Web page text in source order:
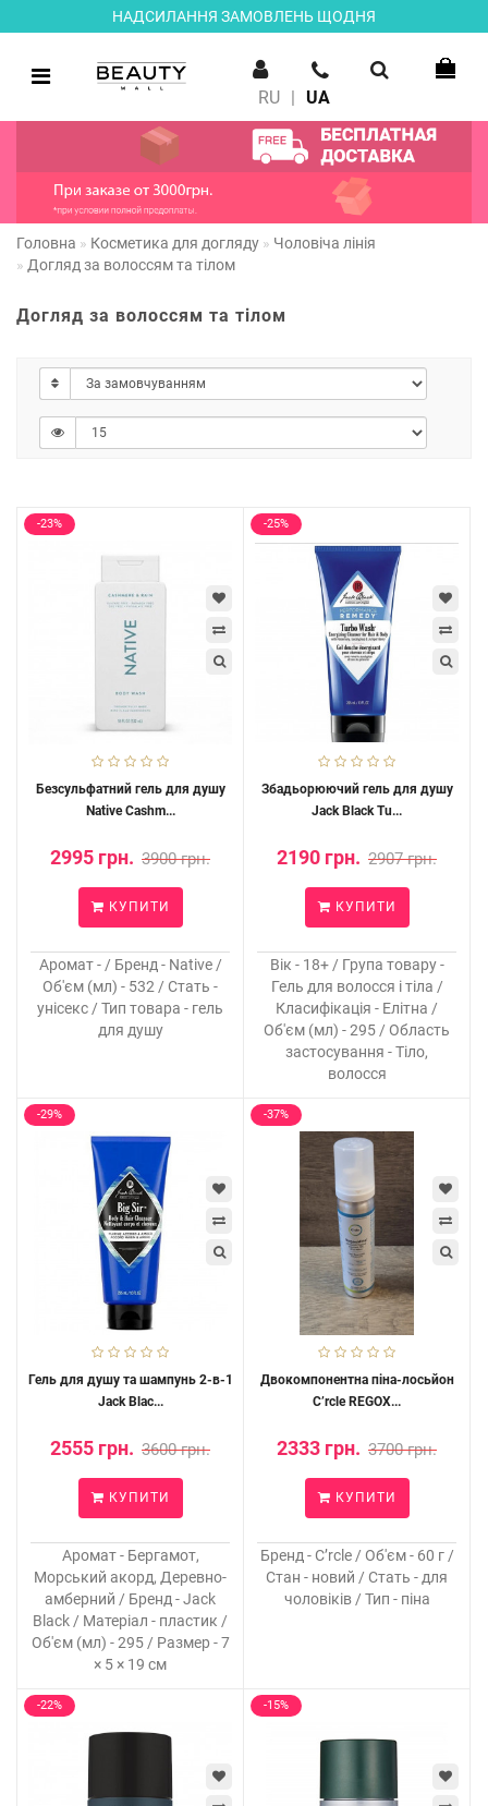
НАДСИЛАННЯ ЗАМОВЛЕНЬ ЩОДНЯ
RU | UA
Головна Косметика для догляду
Чоловіча лінія
Догляд за волоссям та тілом
Догляд за волоссям та тілом
-23%
Безсульфатний гель для душу
Native Cashm...
2995 грн. 3900 грн.
КУПИТИ
Аромат - / Бренд - Native /
Об'єм (мл) - 532 / Стать -
унісекс / Тип товара - гель
для душу
-25%
Збадьорюючий гель для душу
Jack Black Tu...
2190 грн. 2907 грн.
КУПИТИ
Вік - 18+ / Група товару -
Гель для волосся і тіла /
Класифікація - Елітна /
Об'єм (мл) - 295 / Область
застосування - Тіло,
волосся
-29%
Гель для душу та шампунь 2-в-1
Jack Blac...
2555 грн. 3600 грн.
КУПИТИ
Аромат - Бергамот,
Морський акорд, Деревно-
амберний / Бренд - Jack
Black / Матеріал - пластик /
Об'єм (мл) - 295 / Размер - 7
× 5 × 19 см
-37%
Двокомпонентна піна-лосьйон
C’rcle REGOX...
2333 грн. 3700 грн.
КУПИТИ
Бренд - C’rcle / Об'єм - 60 г /
Стан - новий / Стать - для
чоловіків / Тип - піна
-22% -15%